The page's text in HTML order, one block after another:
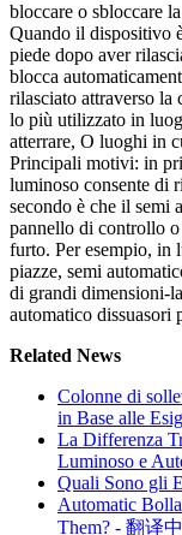
bloccare o sbloccare
Quando il dispositivo
piede dopo aver
blocca
rilasciato attraverso
lo più utilizzato in
atterrare, O luoghi in
Principali motivi: in
luminoso consente di
secondo è che il semi
pannello di controllo
furto. Per esempio, in
piazze, semi
di grandi dimensioni-
automatico dissuasori
Related News
Colonne di
in Base alle
La Differenza
Luminoso e
Quali Sono gli
Automatic
Them? - 翻译